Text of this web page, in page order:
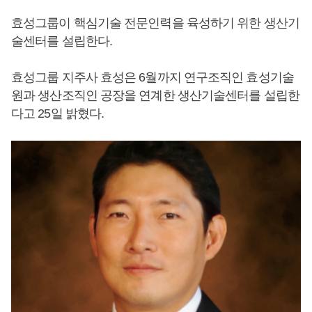
효성그룹이 핵심기술 전문인력을 육성하기 위한 생산기
술센터를 설립한다.
효성그룹 지주사 효성은 6월까지 연구조직인 효성기술
원과 생산조직인 공장을 연계한 생산기술센터를 설립한
다고 25일 밝혔다.